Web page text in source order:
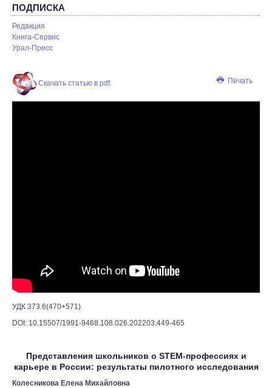
ПОДПИСКА
Редакция
Книга-Сервис
Урал-Пресс
Печать
Скачать статью в pdf.
УДК 373.6(470+571)
DOI: 10.15507/1991-9468.108.026.202203.449-465
Представления школьников о STEM-профессиях и
карьере в России: результаты пилотного исследования
Колесникова Елена Михайловна